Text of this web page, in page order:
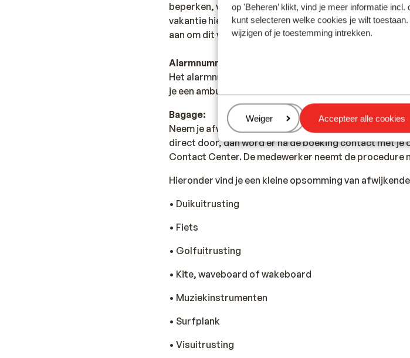
op 'Beheren’ klikt, vind je meer informatie
kunt selecteren welke cookies je wilt
wijzigen of je toestemming intrekken.
Beheren
Weiger Accepteer alle cookies
beperken, vanwege de hoge kosten die hiervoor
vakantie hierover bij uw provider. Wilt u
aan om dit via een Wireless netwerk te doen. Zet ook
Alarmnummer:
Het alarmnummer in Egypte voor de politie is 122. Het
je een ambulance nodig heeft, bel je 123.
Bagage:
Neem je afwijkende bagage mee, dan kun je dit
direct door, dan word er na de boeking contact met je
Contact Center. De medewerker neemt de procedure
Hieronder vind je een kleine opsomming van
• Duikuitrusting
• Fiets
• Golfuitrusting
• Kite, waveboard of wakeboard
• Muziekinstrumenten
• Surfplank
• Visuitrusting